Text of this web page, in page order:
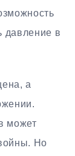
давление в
а
может
Но